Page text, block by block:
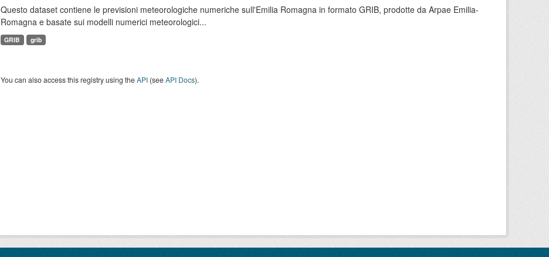
Questo dataset contiene le previsioni meteorologiche numeriche sull'Emilia Romagna in formato GRIB, prodotte da Arpae Emilia-
Romagna e basate sui modelli numerici meteorologici...
GRIB grib
You can also access this registry using theAPI(seeAPI Docs).